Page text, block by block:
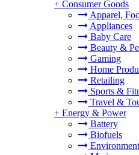
+ Consumer Goods
Apparel,
Appliances
Baby Care
Beauty &
Gaming
Home
Retailing
Sports &
Travel &
+ Energy & Power
Battery
Biofuels
Environment